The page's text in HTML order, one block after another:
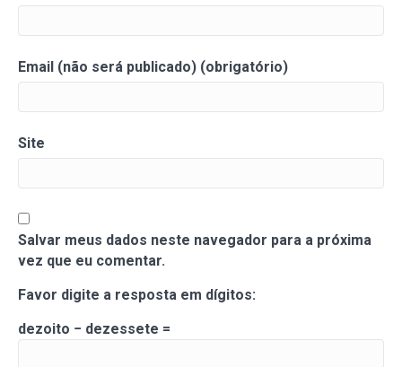
Email (não será publicado) (obrigatório)
Site
Salvar meus dados neste navegador para a próxima
vez que eu comentar.
Favor digite a resposta em dígitos:
dezoito − dezessete =